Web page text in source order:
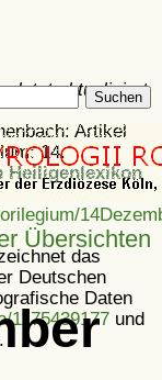
Suchen
Übersichten
aktualisiert
Artikel
14.
Heiligenlexikon
das
Deutschen
Daten
1175439177 und